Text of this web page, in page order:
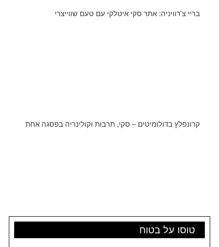
טוסו על בטוח
בריי צ'רוויניה: אתר סקי איטלקי עם טעם שווייצרי
קרונפלץ בדולומיטים – סקי, תרבות וקולינריה בפסגה אחת